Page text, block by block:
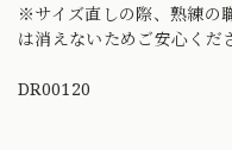
※サイズ直しの際、熟練の
は消えないためご安心くだ
DR00120